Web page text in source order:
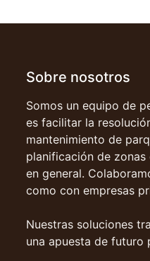
Sobre nosotros
Somos un equipo de
es facilitar la
mantenimiento de
planificación de
en general.
como con empresas
Nuestras soluciones
una apuesta de futuro